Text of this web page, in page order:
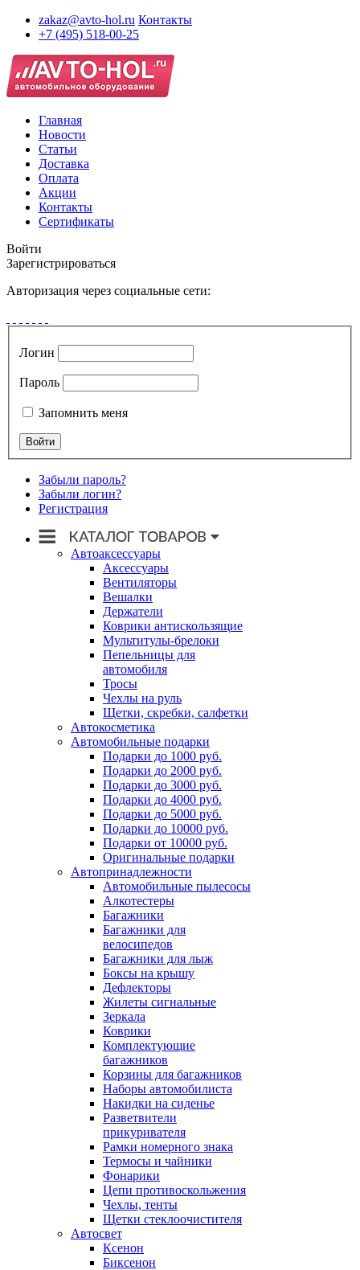
zakaz@avto-hol.ru Контакты
+7 (495) 518-00-25
Главная
Новости
Статьи
Доставка
Оплата
Акции
Контакты
Сертификаты
Войти
Зарегистрироваться
Авторизация через социальные сети:
Логин
Пароль
Запомнить меня
Забыли пароль?
Забыли логин?
Регистрация
Автоаксессуары
Аксессуары
Вентиляторы
Вешалки
Держатели
Коврики антискользящие
Мультитулы-брелоки
Пепельницы для
автомобиля
Тросы
Чехлы на руль
Щетки, скребки, салфетки
Автокосметика
Автомобильные подарки
Подарки до 1000 руб.
Подарки до 2000 руб.
Подарки до 3000 руб.
Подарки до 4000 руб.
Подарки до 5000 руб.
Подарки до 10000 руб.
Подарки от 10000 руб.
Оригинальные подарки
Автопринадлежности
Автомобильные пылесосы
Алкотестеры
Багажники
Багажники для
велосипедов
Багажники для лыж
Боксы на крышу
Дефлекторы
Жилеты сигнальные
Зеркала
Коврики
Комплектующие
багажников
Корзины для багажников
Наборы автомобилиста
Накидки на сиденье
Разветвители
прикуривателя
Рамки номерного знака
Термосы и чайники
Фонарики
Цепи противоскольжения
Чехлы, тенты
Щетки стеклоочистителя
Автосвет
Ксенон
Биксенон